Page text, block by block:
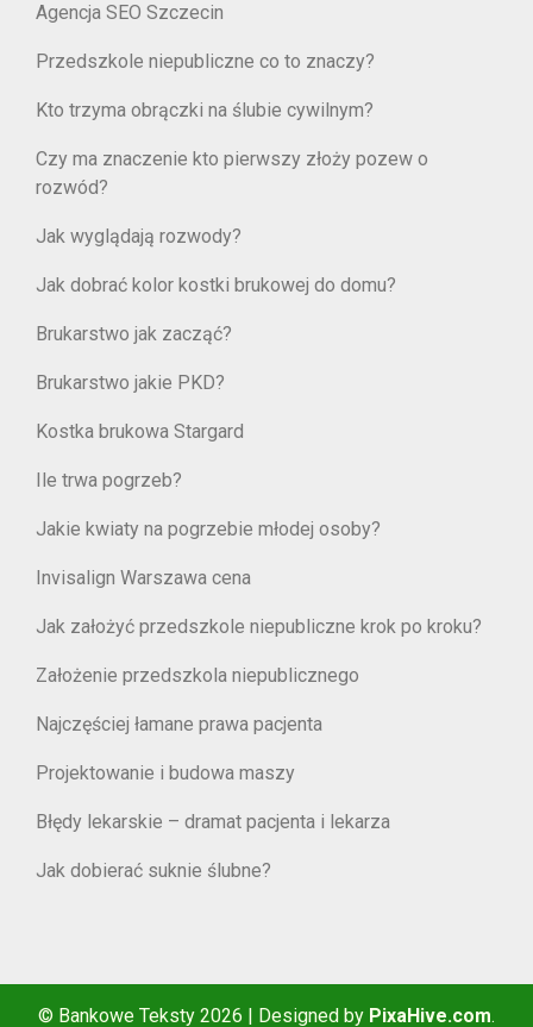
Agencja SEO Szczecin
Przedszkole niepubliczne co to znaczy?
Kto trzyma obrączki na ślubie cywilnym?
Czy ma znaczenie kto pierwszy złoży pozew o
rozwód?
Jak wyglądają rozwody?
Jak dobrać kolor kostki brukowej do domu?
Brukarstwo jak zacząć?
Brukarstwo jakie PKD?
Kostka brukowa Stargard
Ile trwa pogrzeb?
Jakie kwiaty na pogrzebie młodej osoby?
Invisalign Warszawa cena
Jak założyć przedszkole niepubliczne krok po kroku?
Założenie przedszkola niepublicznego
Najczęściej łamane prawa pacjenta
Projektowanie i budowa maszy
Błędy lekarskie – dramat pacjenta i lekarza
Jak dobierać suknie ślubne?
© Bankowe Teksty 2026 | Designed by PixaHive.com.